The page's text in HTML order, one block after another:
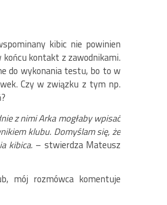
kibic nie powinien
końcu kontakt z zawodnikami.
do wykonania testu, bo to w
Czy w związku z tym np.
z nimi Arka mogłaby wpisać
klubu. Domyślam się, że
kibica. – stwierdza Mateusz
mój rozmówca komentuje